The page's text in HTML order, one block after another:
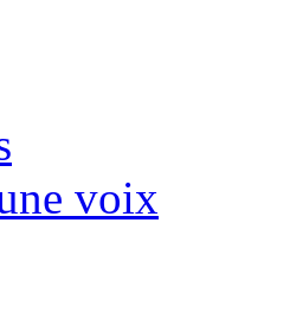
voix